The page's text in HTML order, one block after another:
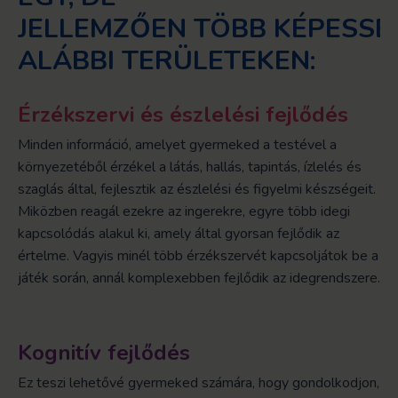
JELLEMZŐEN TÖBB
ALÁBBI TERÜLETEKEN:
Érzékszervi és észlelési fejlődés
Minden információ, amelyet gyermeked a testével a
környezetéből érzékel a látás, hallás, tapintás, ízlelés és
szaglás által, fejlesztik az észlelési és figyelmi készségeit.
Miközben reagál ezekre az ingerekre, egyre több idegi
kapcsolódás alakul ki, amely által gyorsan fejlődik az
értelme. Vagyis minél több érzékszervét kapcsoljátok be a
játék során, annál komplexebben fejlődik az idegrendszere.
Kognitív fejlődés
Ez teszi lehetővé gyermeked számára, hogy gondolkodjon,